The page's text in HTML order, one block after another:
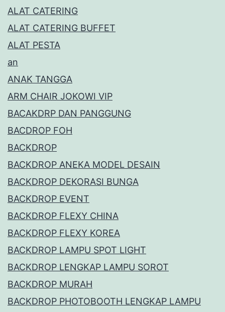
ALAT CATERING
ALAT CATERING BUFFET
ALAT PESTA
an
ANAK TANGGA
ARM CHAIR JOKOWI VIP
BACAKDRP DAN PANGGUNG
BACDROP FOH
BACKDROP
BACKDROP ANEKA MODEL DESAIN
BACKDROP DEKORASI BUNGA
BACKDROP EVENT
BACKDROP FLEXY CHINA
BACKDROP FLEXY KOREA
BACKDROP LAMPU SPOT LIGHT
BACKDROP LENGKAP LAMPU SOROT
BACKDROP MURAH
BACKDROP PHOTOBOOTH LENGKAP LAMPU